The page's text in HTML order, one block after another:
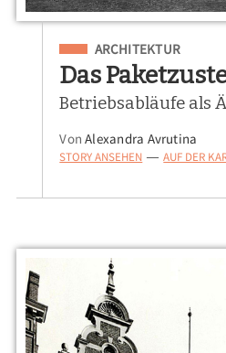
Eingeordnet unter
ARCHITEKTUR
Das
Betriebsabläufe als
VonAlexandra Avrutina
STORY ANSEHEN — AUF DER